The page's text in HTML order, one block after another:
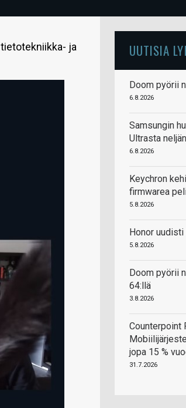
ja
UUTISIA
Doom pyörii
6.8.2026
Samsungin
Ultrasta
6.8.2026
Keychron
firmwarea
5.8.2026
Honor
5.8.2026
Doom pyörii
64:llä
3.8.2026
Counterpoint
jopa 15 %
31.7.2026